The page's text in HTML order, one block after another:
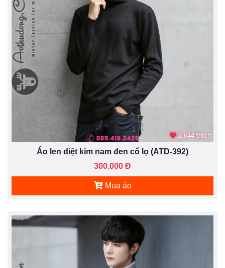
2.644 thích
Áo len diệt kim nam đen cổ lọ (ATD-392)
300.000 Đ
Mua áo